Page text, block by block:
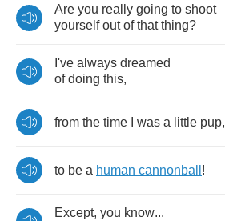
Are you really going to shoot
yourself out of that thing?
I've always dreamed
of doing this,
from the time was a little pup,
to be a human cannonball !
Except, you know...